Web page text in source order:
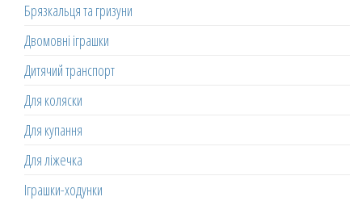
Брязкальця та гризуни
Двомовні іграшки
Дитячий транспорт
Для коляски
Для купання
Для ліжечка
Іграшки-ходунки